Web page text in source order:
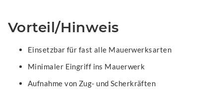
Vorteil/Hinweis
Einsetzbar für fast alle Mauerwerksarten
Minimaler Eingriff ins Mauerwerk
Aufnahme von Zug- und Scherkräften